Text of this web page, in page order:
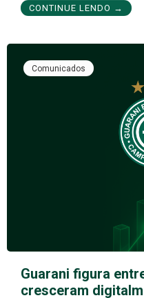
CONTINUE LENDO →
Comunicados
Guarani figura
cresceram